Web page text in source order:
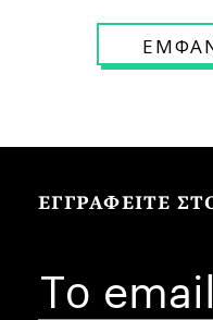
ΕΓΓΡΑΦΕΙΤΕ